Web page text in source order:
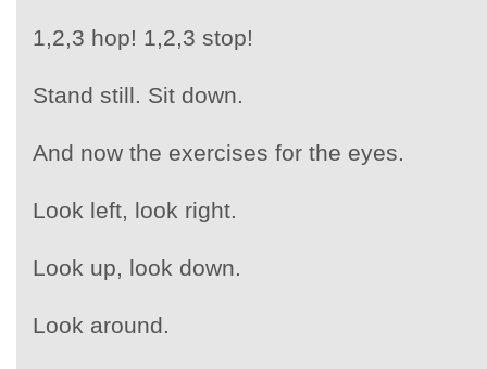
1,2,3 hop! 1,2,3 stop!
Stand still. Sit down.
And now the exercises for the eyes.
Look left, look right.
Look up, look down.
Look around.